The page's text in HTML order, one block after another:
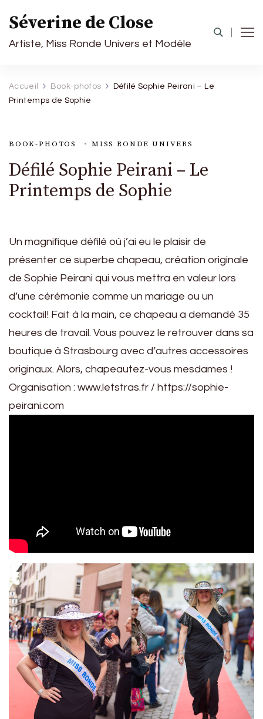
Séverine de Close
Artiste, Miss Ronde Univers et Modèle
Accueil Book-photos
Défilé Sophie Peirani – Le
Printemps de Sophie
BOOK-PHOTOS MISS RONDE UNIVERS
Défilé Sophie Peirani – Le
Printemps de Sophie
Un magnifique défilé oú j’ai eu le plaisir de
présenter ce superbe chapeau, création originale
de Sophie Peirani qui vous mettra en valeur lors
d’une cérémonie comme un mariage ou un
cocktail! Fait à la main, ce chapeau a demandé 35
heures de travail. Vous pouvez le retrouver dans sa
boutique à Strasbourg avec d’autres accessoires
originaux. Alors, chapeautez-vous mesdames !
Organisation : www.letstras.fr / https://sophie-
peirani.com